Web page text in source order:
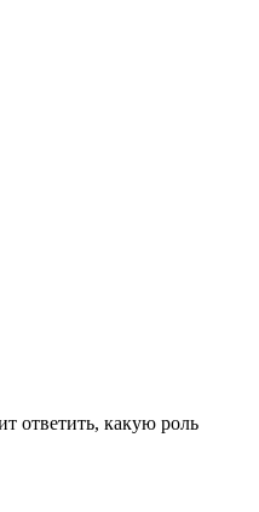
ответить, какую роль